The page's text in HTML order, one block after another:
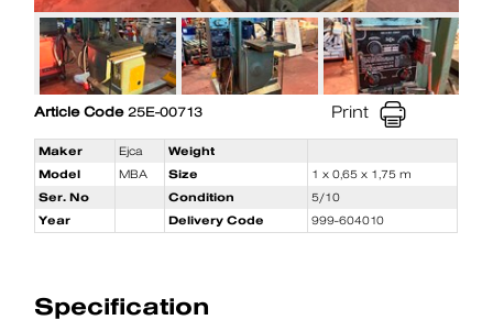
Article Code25E-00713 Print
Maker Ejca
Weight
Model
MBA Size
1 x 0,65 x 1,75 m
Ser. No
Condition
5/10
Year
Delivery Code 999-604010
Specification